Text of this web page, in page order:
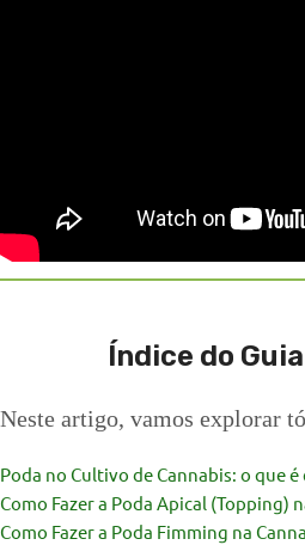
Índice do
Neste artigo, vamos explorar
Poda no Cultivo de Cannabis: o que
Como Fazer a Poda Apical (Topping)
Como Fazer a Poda Fimming na